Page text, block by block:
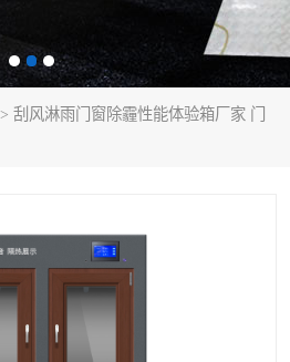
> 刮风淋雨门窗除霾性能体验箱厂家 门